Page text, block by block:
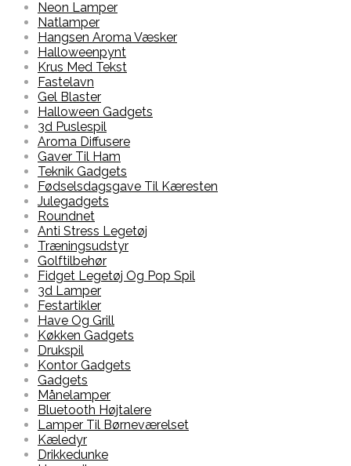
Neon Lamper
Natlamper
Hangsen Aroma Væsker
Halloweenpynt
Krus Med Tekst
Fastelavn
Gel Blaster
Halloween Gadgets
3d Puslespil
Aroma Diffusere
Gaver Til Ham
Teknik Gadgets
Fødselsdagsgave Til Kæresten
Julegadgets
Roundnet
Anti Stress Legetøj
Træningsudstyr
Golftilbehør
Fidget Legetøj Og Pop Spil
3d Lamper
Festartikler
Have Og Grill
Køkken Gadgets
Drukspil
Kontor Gadgets
Gadgets
Månelamper
Bluetooth Højtalere
Lamper Til Børneværelset
Kæledyr
Drikkedunke